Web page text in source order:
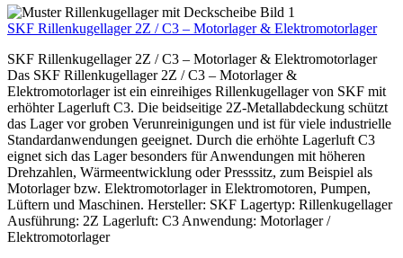
SKF Rillenkugellager 2Z / C3 – Motorlager & Elektromotorlager
SKF Rillenkugellager 2Z / C3 – Motorlager & Elektromotorlager
Das SKF Rillenkugellager 2Z / C3 – Motorlager &
Elektromotorlager ist ein einreihiges Rillenkugellager von SKF mit
erhöhter Lagerluft C3. Die beidseitige 2Z-Metallabdeckung schützt
das Lager vor groben Verunreinigungen und ist für viele industrielle
Standardanwendungen geeignet. Durch die erhöhte Lagerluft C3
eignet sich das Lager besonders für Anwendungen mit höheren
Drehzahlen, Wärmeentwicklung oder Presssitz, zum Beispiel als
Motorlager bzw. Elektromotorlager in Elektromotoren, Pumpen,
Lüftern und Maschinen. Hersteller: SKF Lagertyp: Rillenkugellager
Ausführung: 2Z Lagerluft: C3 Anwendung: Motorlager /
Elektromotorlager